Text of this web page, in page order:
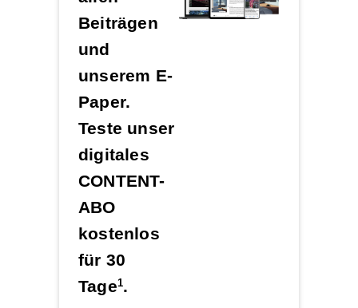
Beiträgen
und
unserem E-
Paper.
Teste unser
digitales
CONTENT-
ABO
kostenlos
für 30
Tage1.